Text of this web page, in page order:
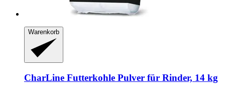
Warenkorb
CharLine Futterkohle Pulver für Rinder, 14 kg